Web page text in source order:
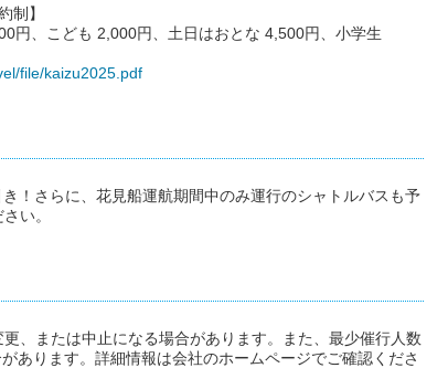
制】
円、こども 2,000円、土日はおとな 4,500円、小学生
file/kaizu2025.pdf
！さらに、花見船運航期間中のみ運行のシャトルバスも予
い。
、または中止になる場合があります。また、最少催行人数
あります。詳細情報は会社のホームページでご確認くださ